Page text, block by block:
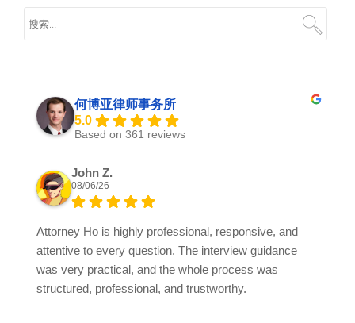
何博亚律师事务所
5.0
Based on 361 reviews
John Z.
08/06/26
Attorney Ho is highly professional, responsive, and
attentive to every question. The interview guidance
was very practical, and the whole process was
structured, professional, and trustworthy.